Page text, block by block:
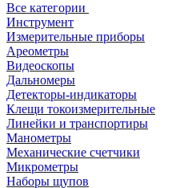
Все категории
Инструмент
Измерительные приборы
Ареометры
Видеоскопы
Дальномеры
Детекторы-индикаторы
Клещи токоизмерительные
Линейки и транспортиры
Манометры
Механические счетчики
Микрометры
Наборы щупов